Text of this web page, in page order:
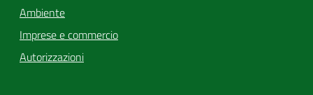
Ambiente
Imprese e commercio
Autorizzazioni